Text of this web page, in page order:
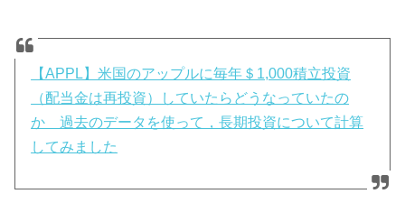
【APPL】米国のアップルに毎年＄1,000積立投資
（配当金は再投資）していたらどうなっていたの
か 過去のデータを使って，長期投資について計算
してみました